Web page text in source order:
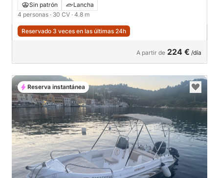
Sin patrón
Lancha
4 personas · 30 CV · 4.8 m
Reservado 3 veces en las últimas 24h
A partir de 224 € /día
Reserva instantánea